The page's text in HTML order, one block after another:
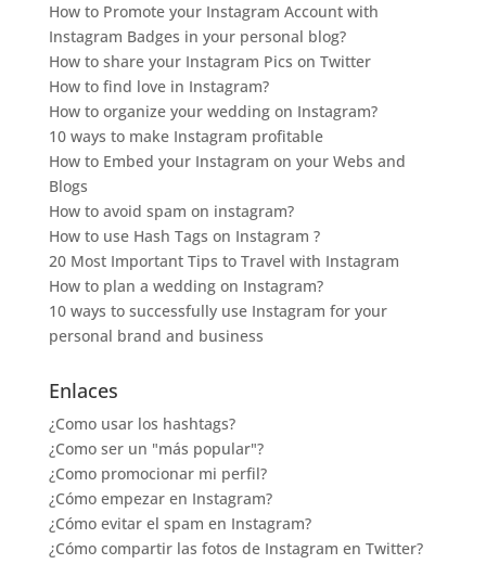
How to Promote your Instagram Account with
Instagram Badges in your personal blog?
How to share your Instagram Pics on Twitter
How to find love in Instagram?
How to organize your wedding on Instagram?
10 ways to make Instagram profitable
How to Embed your Instagram on your Webs and
Blogs
How to avoid spam on instagram?
How to use Hash Tags on Instagram ?
20 Most Important Tips to Travel with Instagram
How to plan a wedding on Instagram?
10 ways to successfully use Instagram for your
personal brand and business
Enlaces
¿Como usar los hashtags?
¿Como ser un "más popular"?
¿Como promocionar mi perfil?
¿Cómo empezar en Instagram?
¿Cómo evitar el spam en Instagram?
¿Cómo compartir las fotos de Instagram en Twitter?